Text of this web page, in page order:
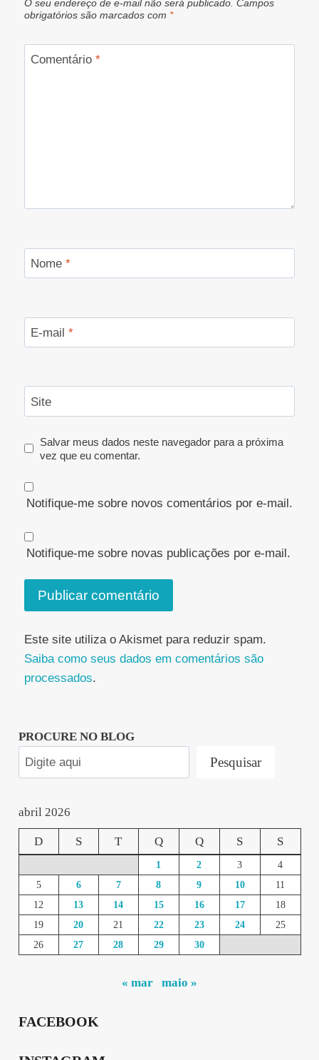
O seu endereço de e-mail não será publicado. Campos
obrigatórios são marcados com *
Comentário *
Nome *
E-mail *
Site
Salvar meus dados neste navegador para a próxima
vez que eu comentar.
Notifique-me sobre novos comentários por e-mail.
Notifique-me sobre novas publicações por e-mail.
Este site utiliza o Akismet para reduzir spam.
Saiba como seus dados em comentários são
processados.
PROCURE NO BLOG
Pesquisar
abril 2026
D S T Q Q S S
1 2 3
4
5
6 7 8 9 10
11
12
13 14 15 16 17
18
19
20 21 22 23 24
25
26
27 28 29 30
« mar maio »
FACEBOOK